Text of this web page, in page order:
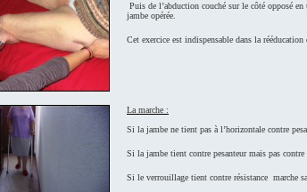
Puis de l’abduction couché sur le côté opposé
jambe opérée.
Cet exercice est indispensable dans la
La marche :
Si la jambe ne tient pas à l’horizontale contre
Si la jambe tient contre pesanteur mais pas
Si le verrouillage tient contre résistance marche